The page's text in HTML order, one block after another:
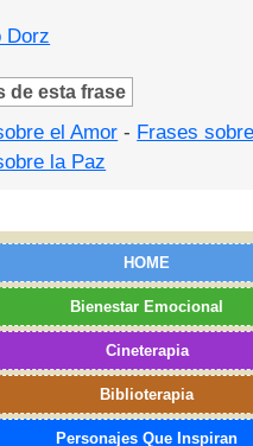
Dorz
de esta frase
el Amor - Frases
la Paz
HOME
Bienestar Emocional
Cineterapia
Biblioterapia
Personajes Que Inspiran